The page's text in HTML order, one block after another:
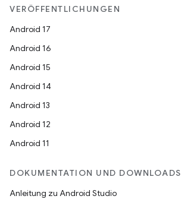
VERÖFFENTLICHUNGEN
Android 17
Android 16
Android 15
Android 14
Android 13
Android 12
Android 11
DOKUMENTATION UND DOWNLOADS
Anleitung zu Android Studio